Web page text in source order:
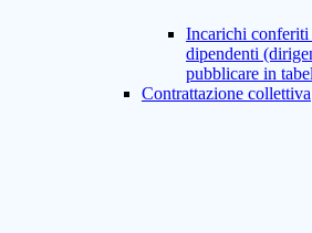
Incarichi conferiti
dipendenti
pubblicare in
Contrattazione collettiva